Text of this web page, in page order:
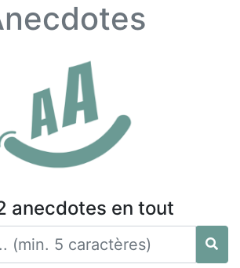
anecdotes en tout